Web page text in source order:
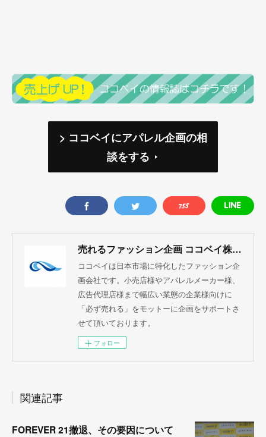
> ココベイにアパレル企画の相
談をする
売れるファッション企画 ココベイ株式会社
ココベイは日本市場に特化したファッション企
画会社です。小売店様やアパレルメーカー様、
広告代理店様まで幅広い業態の企業様向けに
「必ず売れる」をモットーに企画をサポートさ
せて頂いております。
フォロー
関連記事
FOREVER 21撤退、その要因について